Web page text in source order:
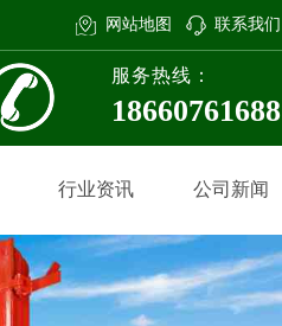
网站地图 联系我们
服务热线：
18660761688
行业资讯 公司新闻